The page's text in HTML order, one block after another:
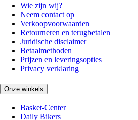
Wie zijn wij?
Neem contact op
Verkoopvoorwaarden
Retourneren en terugbetalen
Juridische disclaimer
Betaalmethoden
Prijzen en leveringsopties
Privacy verklaring
Onze winkels
Basket-Center
Daily Bikers